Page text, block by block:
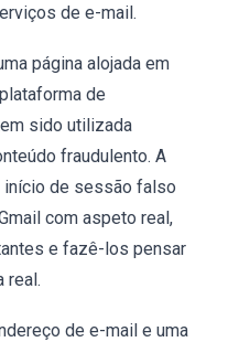
de e-mail.
página alojada em
de
sido utilizada
fraudulento. A
início de sessão falso
com aspeto real,
e fazê-los pensar
real.
de e-mail e uma